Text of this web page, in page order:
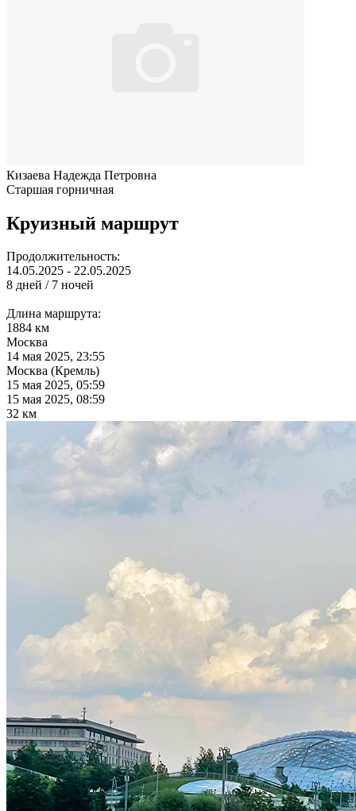
Кизаева Надежда Петровна
Старшая горничная
Круизный маршрут
Продолжительность:
14.05.2025 - 22.05.2025
8 дней / 7 ночей
Длина маршрута:
1884 км
Москва
14 мая 2025, 23:55
Москва (Кремль)
15 мая 2025, 05:59
15 мая 2025, 08:59
32 км